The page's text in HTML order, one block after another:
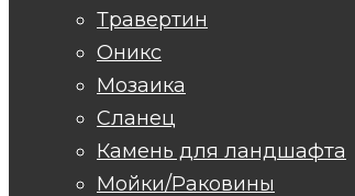
Травертин
Оникс
Мозаика
Сланец
Камень для ландшафта
Мойки/Раковины